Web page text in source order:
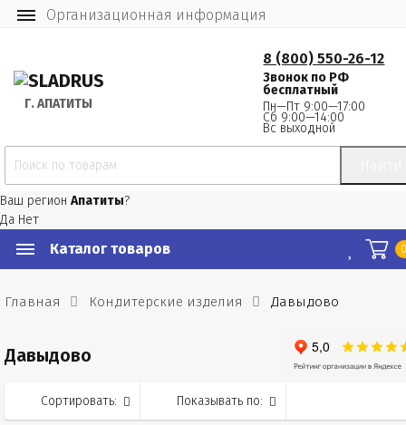
Организационная информация
Г. АПАТИТЫ
8 (800) 550-26-12
Звонок по РФ
бесплатный
Пн—Пт 9:00—17:00
Сб 9:00—14:00
Вс выходной
Ваш регион Апатиты?
Да Нет
Каталог товаров
Главная Кондитерские изделия Давыдово
Давыдово
Сортировать: Показывать по: